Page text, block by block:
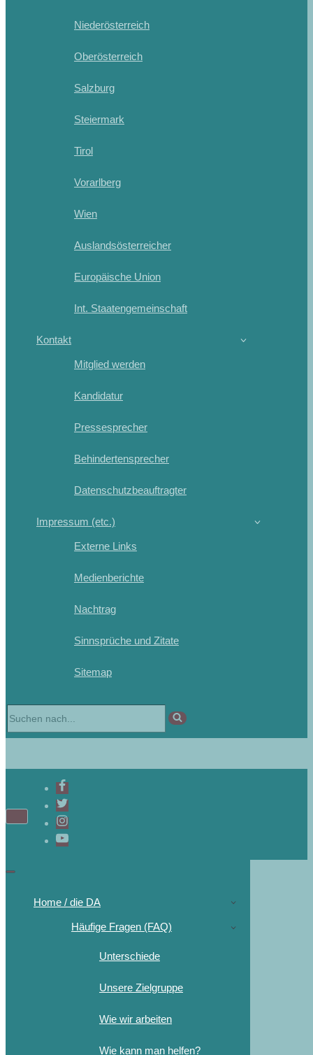
Niederösterreich
Oberösterreich
Salzburg
Steiermark
Tirol
Vorarlberg
Wien
Auslandsösterreicher
Europäische Union
Int. Staatengemeinschaft
Kontakt
Mitglied werden
Kandidatur
Pressesprecher
Behindertensprecher
Datenschutzbeauftragter
Impressum (etc.)
Externe Links
Medienberichte
Nachtrag
Sinnsprüche und Zitate
Sitemap
Home / die DA
Häufige Fragen (FAQ)
Unterschiede
Unsere Zielgruppe
Wie wir arbeiten
Wie kann man helfen?